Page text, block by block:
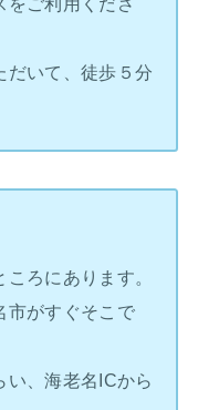
だいて、徒歩５分
ろにあります。
市がすぐそこで
い、海老名ICから